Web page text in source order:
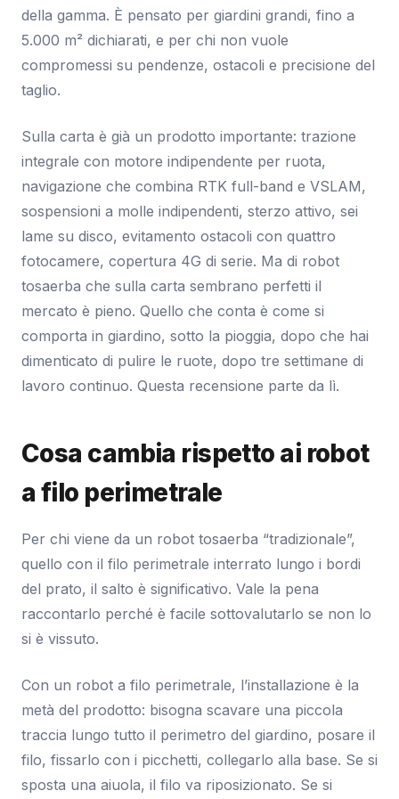
della gamma. È pensato per giardini grandi, fino a
5.000 m² dichiarati, e per chi non vuole
compromessi su pendenze, ostacoli e precisione del
taglio.
Sulla carta è già un prodotto importante: trazione
integrale con motore indipendente per ruota,
navigazione che combina RTK full-band e VSLAM,
sospensioni a molle indipendenti, sterzo attivo, sei
lame su disco, evitamento ostacoli con quattro
fotocamere, copertura 4G di serie. Ma di robot
tosaerba che sulla carta sembrano perfetti il
mercato è pieno. Quello che conta è come si
comporta in giardino, sotto la pioggia, dopo che hai
dimenticato di pulire le ruote, dopo tre settimane di
lavoro continuo. Questa recensione parte da lì.
Cosa cambia rispetto ai robot
a filo perimetrale
Per chi viene da un robot tosaerba “tradizionale”,
quello con il filo perimetrale interrato lungo i bordi
del prato, il salto è significativo. Vale la pena
raccontarlo perché è facile sottovalutarlo se non lo
si è vissuto.
Con un robot a filo perimetrale, l’installazione è la
metà del prodotto: bisogna scavare una piccola
traccia lungo tutto il perimetro del giardino, posare il
filo, fissarlo con i picchetti, collegarlo alla base. Se si
sposta una aiuola, il filo va riposizionato. Se si